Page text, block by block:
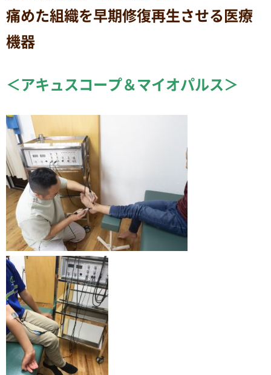
痛めた組織を早期修復再生させる医療
機器
＜アキュスコープ＆マイオパルス＞